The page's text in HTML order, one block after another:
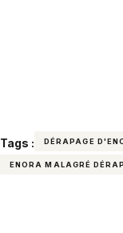
Tags : DÉRAPAGE
ENORA MALAGRÉ